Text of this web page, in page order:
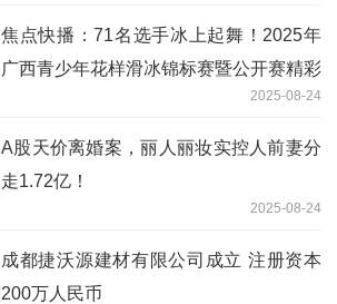
焦点快播：71名选手冰上起舞！2025年
广西青少年花样滑冰锦标赛暨公开赛精彩
2025-08-24
A股天价离婚案，丽人丽妆实控人前妻分
走1.72亿！
2025-08-24
成都捷沃源建材有限公司成立 注册资本
200万人民币